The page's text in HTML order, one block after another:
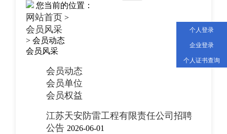
党建工作
新闻资讯
通知公告
业务工作
查询服务
个人登录
企业登录
个人证书查询
您当前的位置：
网站首页 >
会员风采
> 会员动态
会员风采
会员动态
会员单位
会员权益
江苏天安防雷工程有限责任公司招聘
公告2026-06-01